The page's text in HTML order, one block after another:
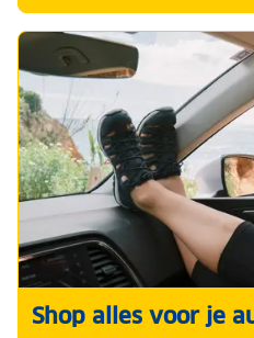
Shop alles voor je